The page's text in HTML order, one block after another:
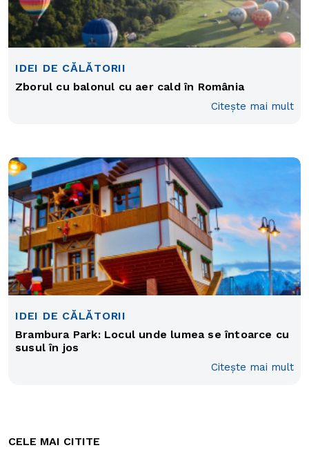
IDEI DE CĂLĂTORII
Zborul cu balonul cu aer cald în România
Citește mai mult
IDEI DE CĂLĂTORII
Brambura Park: Locul unde lumea se întoarce cu
susul în jos
Citește mai mult
CELE MAI CITITE